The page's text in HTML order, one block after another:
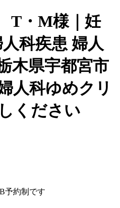
T・M様｜妊
科疾患 婦人
木県宇都宮市
人科ゆめクリ
ください
予約制です